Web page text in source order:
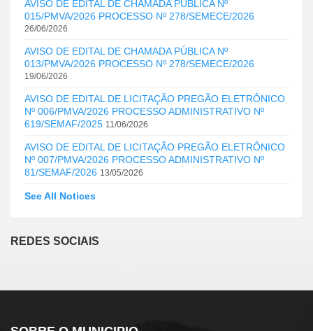
AVISO DE EDITAL DE CHAMADA PÚBLICA Nº
015/PMVA/2026 PROCESSO Nº 278/SEMECE/2026
26/06/2026
AVISO DE EDITAL DE CHAMADA PÚBLICA Nº
013/PMVA/2026 PROCESSO Nº 278/SEMECE/2026
19/06/2026
AVISO DE EDITAL DE LICITAÇÃO PREGÃO ELETRÔNICO
Nº 006/PMVA/2026 PROCESSO ADMINISTRATIVO Nº
619/SEMAF/2025 11/06/2026
AVISO DE EDITAL DE LICITAÇÃO PREGÃO ELETRÔNICO
Nº 007/PMVA/2026 PROCESSO ADMINISTRATIVO Nº
81/SEMAF/2026 13/05/2026
See All Notices
REDES SOCIAIS